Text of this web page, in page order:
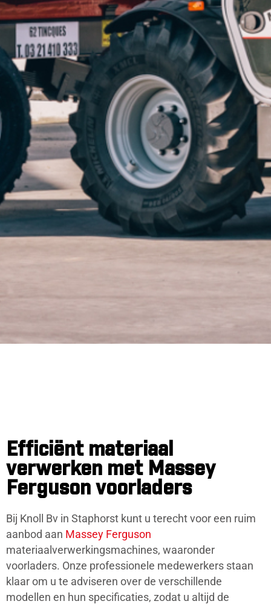
Efficiënt materiaal
verwerken met Massey
Ferguson voorladers
Bij Knoll Bv in Staphorst kunt u terecht voor een ruim
aanbod aan Massey Ferguson
materiaalverwerkingsmachines, waaronder
voorladers. Onze professionele medewerkers staan
klaar om u te adviseren over de verschillende
modellen en hun specificaties, zodat u altijd de